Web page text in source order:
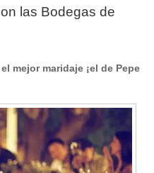
las Bodegas de
mejor maridaje ¡el de Pepe